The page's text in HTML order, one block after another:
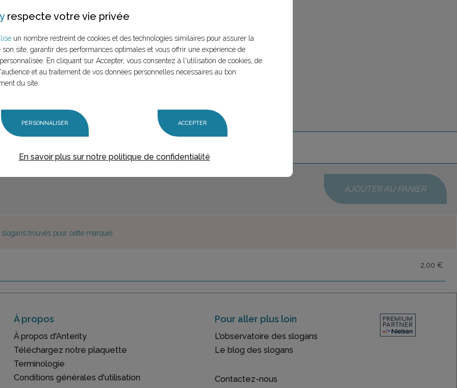
(mère et
claim,
LANCER LA RECHERCHE
AJOUTER AU PANIER
trouvés pour cette marque)
2,00 €
À propos
À propos d'Anterity
Téléchargez notre plaquette
Terminologie
Conditions générales d'utilisation
Pour aller plus loin
L'observatoire des slogans
Le blog des slogans
Contactez-nous
respecte votre vie privée
un nombre restreint de cookies et des technologies similaires pour assurer la
son site, garantir des performances optimales et vous offrir une expérience de
En cliquant sur Accepter, vous consentez à l'utilisation de cookies, de
et au traitement de vos données personnelles nécessaires au bon
du site.
PERSONNALISER ACCEPTER
En savoir plus sur notre politique de confidentialité